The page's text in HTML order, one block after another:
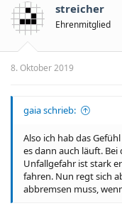
streicher
Ehrenmitglied
8. Oktober 2019
gaia schrieb:
Also ich hab das
es dann auch läuft. Bei
Unfallgefahr ist stark
fahren. Nun regt sich
abbremsen muss,